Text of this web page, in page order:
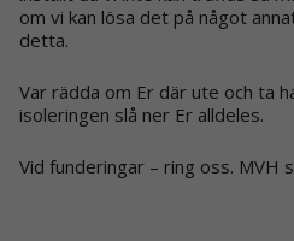
om vi kan lösa det på något
detta.
Var rädda om Er där ute och ta
isoleringen slå ner Er alldeles.
Vid funderingar – ring oss. MVH